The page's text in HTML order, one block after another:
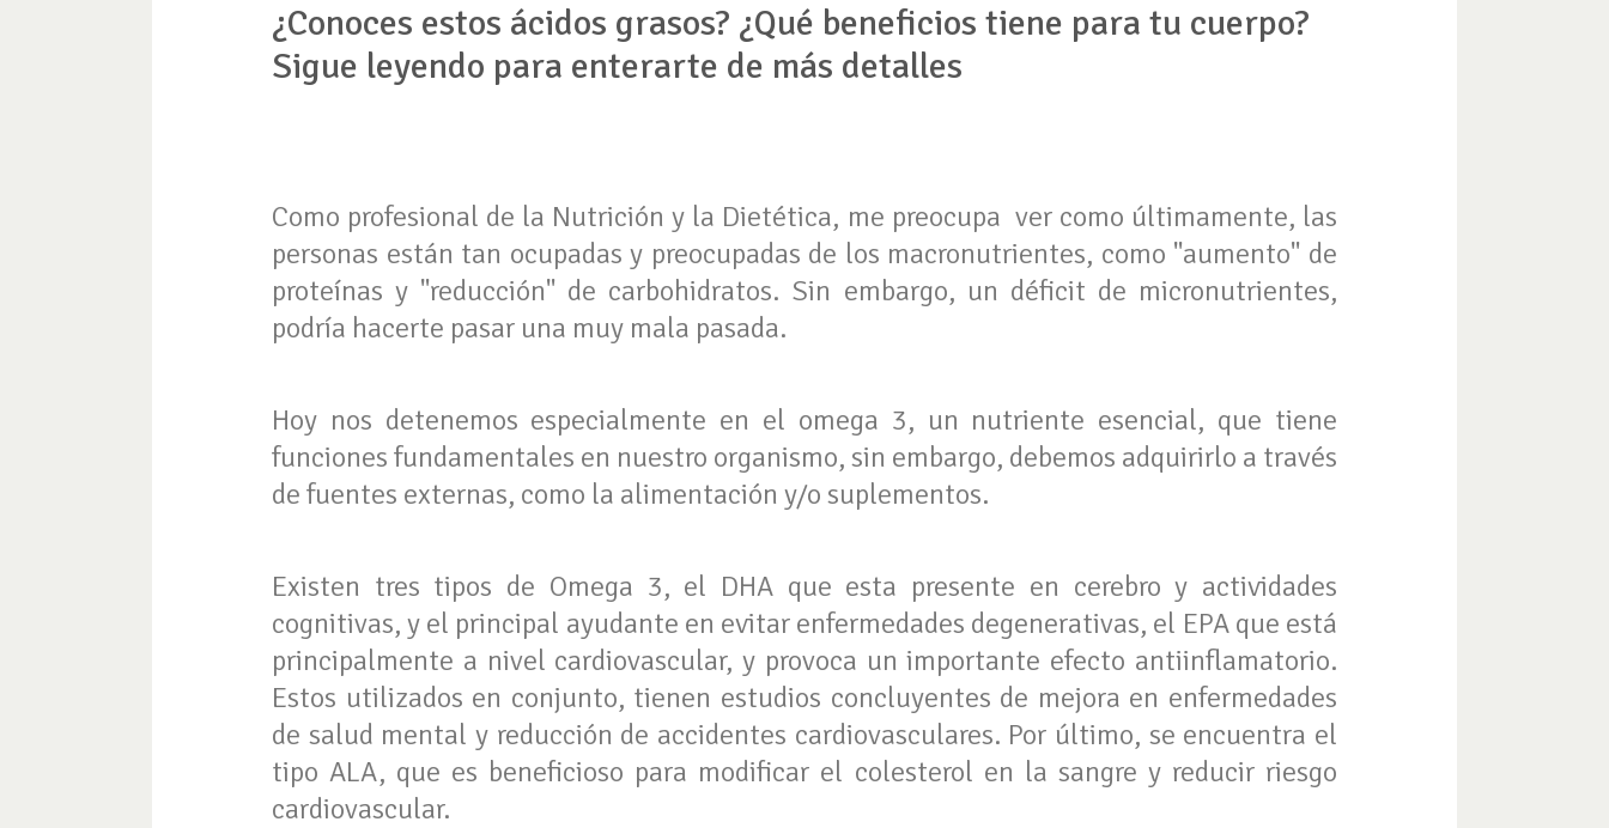
¿Conoces estos ácidos grasos? ¿Qué beneficios tiene para tu cuerpo?
Sigue leyendo para enterarte de más detalles
Como profesional de la Nutrición y la Dietética, me preocupa ver como últimamente, las
personas están tan ocupadas y preocupadas de los macronutrientes, como "aumento" de
proteínas y "reducción" de carbohidratos. Sin embargo, un déficit de micronutrientes,
podría hacerte pasar una muy mala pasada.
Hoy nos detenemos especialmente en el omega 3, un nutriente esencial, que tiene
funciones fundamentales en nuestro organismo, sin embargo, debemos adquirirlo a través
de fuentes externas, como la alimentación y/o suplementos.
Existen tres tipos de Omega 3, el DHA que esta presente en cerebro y actividades
cognitivas, y el principal ayudante en evitar enfermedades degenerativas, el EPA que está
principalmente a nivel cardiovascular, y provoca un importante efecto antiinflamatorio.
Estos utilizados en conjunto, tienen estudios concluyentes de mejora en enfermedades
de salud mental y reducción de accidentes cardiovasculares. Por último, se encuentra el
tipo ALA, que es beneficioso para modificar el colesterol en la sangre y reducir riesgo
cardiovascular.